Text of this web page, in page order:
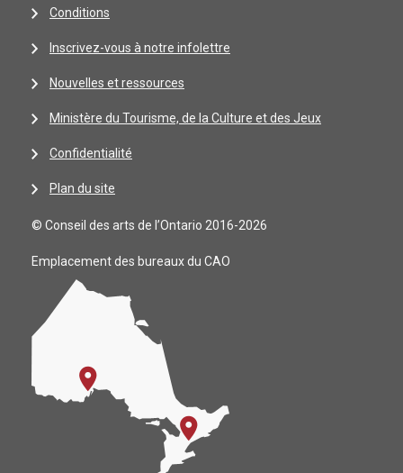
Conditions
Inscrivez-vous à notre infolettre
Nouvelles et ressources
Ministère du Tourisme, de la Culture et des Jeux
Confidentialité
Plan du site
© Conseil des arts de l’Ontario 2016-2026
Emplacement des bureaux du CAO